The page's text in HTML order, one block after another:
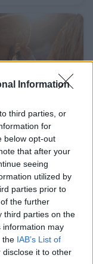
Information
third parties, or
for
below opt-out
that after your
seeing
utilized by
parties prior to
the further
third parties on the
information may
the IAB’s List of
it to other
2026.
8. – Az
bátorságra
Hírek-ben
SLIDER